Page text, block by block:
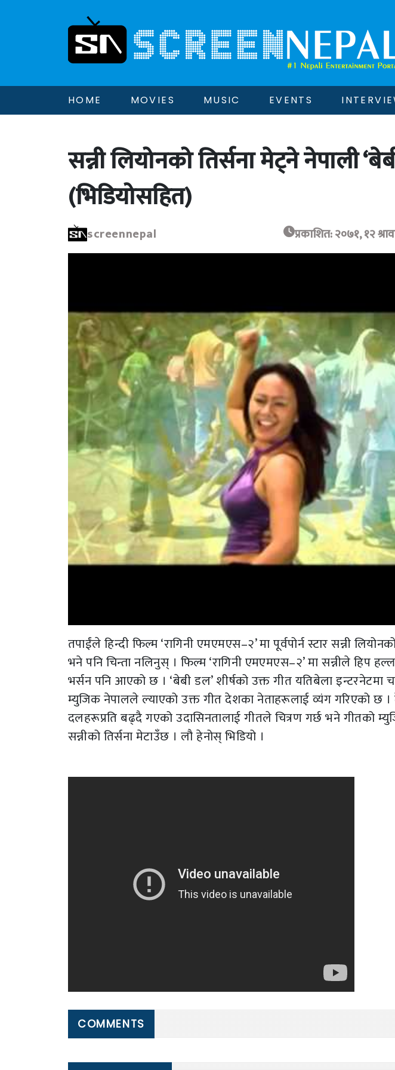
HOME MOVIES MUSIC EVENTS
सन्नी लियोनको तिर्सना मेट्ने नेपाली
(भिडियोसहित)
screennepal प्रकाशित: २०७१, १२
तपाईंले हिन्दी फिल्म ‘रागिनी एमएमएस–२’ मा पूर्वपोर्न स्टार सन्नी
भने पनि चिन्ता नलिनुस् । फिल्म ‘रागिनी एमएमएस–२’ मा सन्नीले हिप
भर्सन पनि आएको छ । ‘बेबी डल’ शीर्षको उक्त गीत यतिबेला इन्टरनेटमा
म्युजिक नेपालले ल्याएको उक्त गीत देशका नेताहरूलाई व्यंग गरिएको छ ।
दलहरूप्रति बढ्दै गएको उदासिनतालाई गीतले चित्रण गर्छ भने गीतको
सन्नीको तिर्सना मेटाउँछ । लौ हेनोस् भिडियो ।
COMMENTS